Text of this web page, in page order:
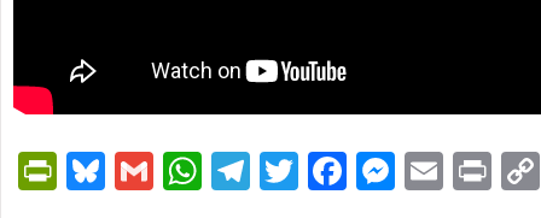
PrintFriendly
Bluesky
GmailWhatsApp
Telegram
TwitterFacebook
Email